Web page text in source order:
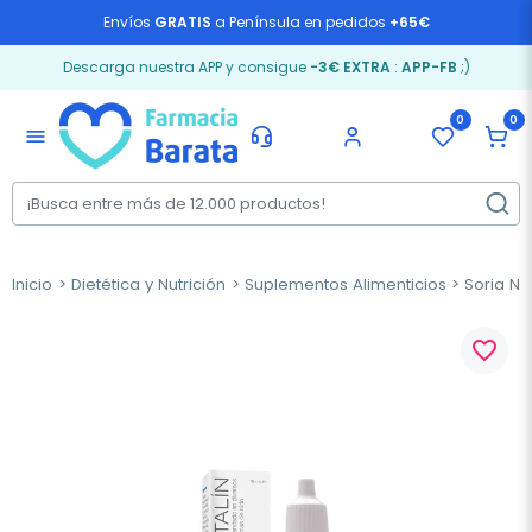
Envíos GRATIS a Península en pedidos +65€
Descarga nuestra APP y consigue -3€ EXTRA: APP-FB ;)
menu
0 0
Inicio Dietética y Nutrición Suplementos Alimenticios Soria
favorite_border